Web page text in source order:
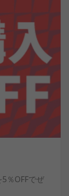
％OFFでぜ